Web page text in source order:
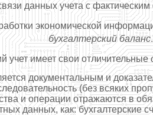
данных учета с
экономической
бухгалтерский баланс.
учет имеет свои отличительные
документальным и
(без всяких
и операции отражаются в
данных, как: бухгалтерские